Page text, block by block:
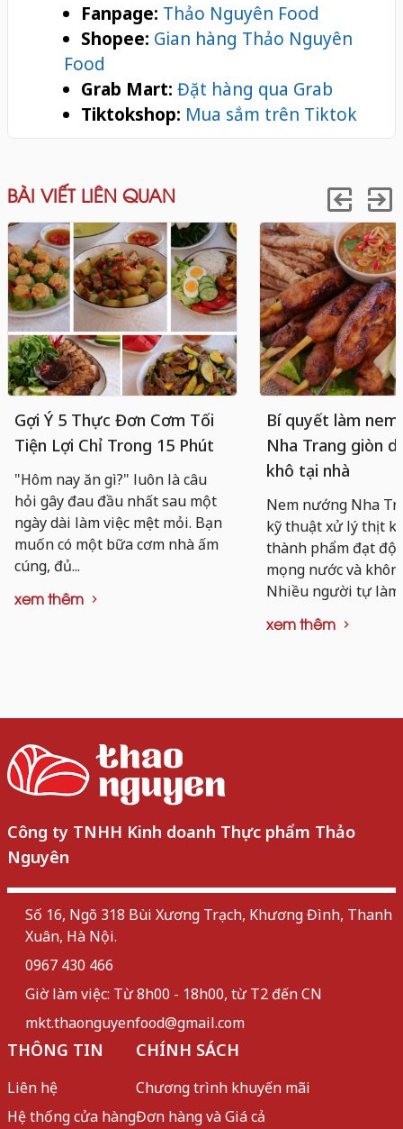
Fanpage: Thảo Nguyên Food
Shopee: Gian hàng Thảo Nguyên
Food
Grab Mart: Đặt hàng qua Grab
Tiktokshop: Mua sắm trên Tiktok
BÀI VIẾT LIÊN QUAN
Gợi Ý 5 Thực Đơn Cơm Tối
Tiện Lợi Chỉ Trong 15 Phút
"Hôm nay ăn gì?" luôn là câu
hỏi gây đau đầu nhất sau một
ngày dài làm việc mệt mỏi. Bạn
muốn có một bữa cơm nhà ấm
cúng, đủ...
xem thêm
Bí quyết làm
Nha Trang giòn
khô tại nhà
Nem nướng Nha
kỹ thuật xử lý thịt
thành phẩm đạt độ
mọng nước và
Nhiều người tự
xem thêm
Công ty TNHH Kinh doanh Thực phẩm Thảo
Nguyên
Số 16, Ngõ 318 Bùi Xương Trạch, Khương Đình, Thanh
Xuân, Hà Nội.
0967 430 466
Giờ làm việc: Từ 8h00 - 18h00, từ T2 đến CN
mkt.thaonguyenfood@gmail.com
THÔNG TIN
Liên hệ
Hệ thống cửa hàng
CHÍNH SÁCH
Chương trình khuyến mãi
Đơn hàng và Giá cả